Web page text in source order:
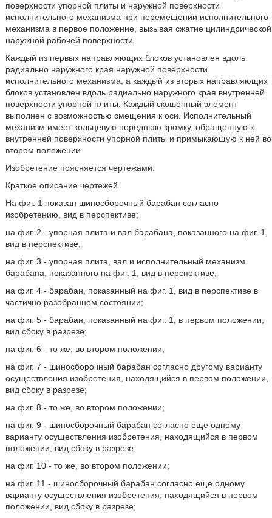
поверхности упорной плиты и наружной поверхности
исполнительного механизма при перемещении исполнительного
механизма в первое положение, вызывая сжатие цилиндрической
наружной рабочей поверхности.
Каждый из первых направляющих блоков установлен вдоль
радиально наружного края наружной поверхности
исполнительного механизма, а каждый из вторых направляющих
блоков установлен вдоль радиально наружного края внутренней
поверхности упорной плиты. Каждый скошенный элемент
выполнен с возможностью смещения к оси. Исполнительный
механизм имеет кольцевую переднюю кромку, обращенную к
внутренней поверхности упорной плиты и примыкающую к ней во
втором положении.
Изобретение поясняется чертежами.
Краткое описание чертежей
На фиг. 1 показан шиносборочный барабан согласно
изобретению, вид в перспективе;
на фиг. 2 - упорная плита и вал барабана, показанного на фиг. 1,
вид в перспективе;
на фиг. 3 - упорная плита, вал и исполнительный механизм
барабана, показанного на фиг. 1, вид в перспективе;
на фиг. 4 - барабан, показанный на фиг. 1, вид в перспективе в
частично разобранном состоянии;
на фиг. 5 - барабан, показанный на фиг. 1, в первом положении,
вид сбоку в разрезе;
на фиг. 6 - то же, во втором положении;
на фиг. 7 - шиносборочный барабан согласно другому варианту
осуществления изобретения, находящийся в первом положении,
вид сбоку в разрезе;
на фиг. 8 - то же, во втором положении;
на фиг. 9 - шиносборочный барабан согласно еще одному
варианту осуществления изобретения, находящийся в первом
положении, вид сбоку в разрезе;
на фиг. 10 - то же, во втором положении;
на фиг. 11 - шиносборочный барабан согласно еще одному
варианту осуществления изобретения, находящийся в первом
положении, вид сбоку в разрезе;